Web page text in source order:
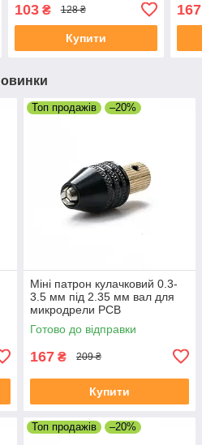
103₴ 128 ₴
Купити
167
Топ продажів –20%
Міні патрон кулачковий 0.3-
3.5 мм під 2.35 мм вал для
микродрели PCB
Готово до відправки
167 ₴ 209 ₴
Купити
Топ продажів –20%